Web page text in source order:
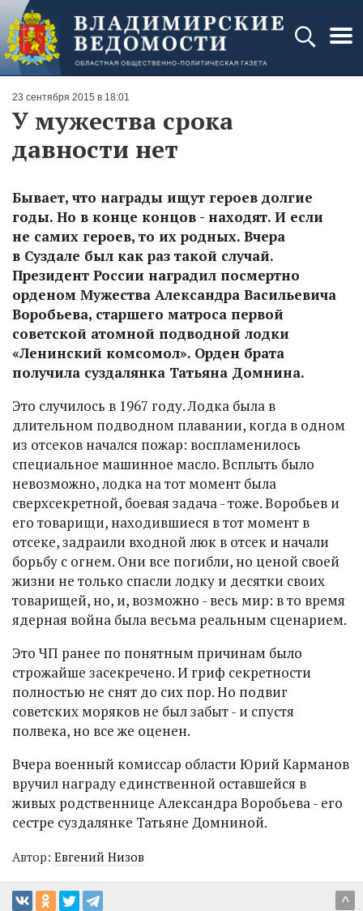
23 сентября 2015 в 18:01
У мужества срока
давности нет
Бывает, что награды ищут героев долгие
годы. Но в конце концов - находят. И если
не самих героев, то их родных. Вчера
в Суздале был как раз такой случай.
Президент России наградил посмертно
орденом Мужества Александра Васильевича
Воробьева, старшего матроса первой
советской атомной подводной лодки
«Ленинский комсомол». Орден брата
получила суздалянка Татьяна Домнина.
Это случилось в 1967 году. Лодка была в
длительном подводном плавании, когда в одном
из отсеков начался пожар: воспламенилось
специальное машинное масло. Всплыть было
невозможно, лодка на тот момент была
сверхсекретной, боевая задача - тоже. Воробьев и
его товарищи, находившиеся в тот момент в
отсеке, задраили входной люк в отсек и начали
борьбу с огнем. Они все погибли, но ценой своей
жизни не только спасли лодку и десятки своих
товарищей, но, и, возможно - весь мир: в то время
ядерная война была весьма реальным сценарием.
Это ЧП ранее по понятным причинам было
строжайше засекречено. И гриф секретности
полностью не снят до сих пор. Но подвиг
советских моряков не был забыт - и спустя
полвека, но все же оценен.
Вчера военный комиссар области Юрий Карманов
вручил награду единственной оставшейся в
живых родственнице Александра Воробьева - его
сестре суздалянке Татьяне Домниной.
Автор: Евгений Низов
^